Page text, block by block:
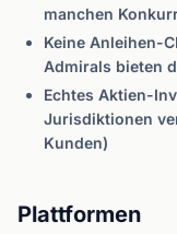
manchen
Keine Anleihen-
Admirals bieten
Echtes Aktien-
Jurisdiktionen
Kunden)
Plattformen